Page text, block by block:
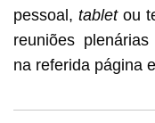
pessoal, tabletou
reuniões
na referida página